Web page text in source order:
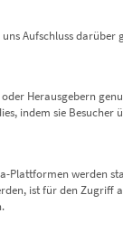
Aufschluss darüber
Herausgebern
indem sie Besucher
Plattformen werden
ist für den Zugriff